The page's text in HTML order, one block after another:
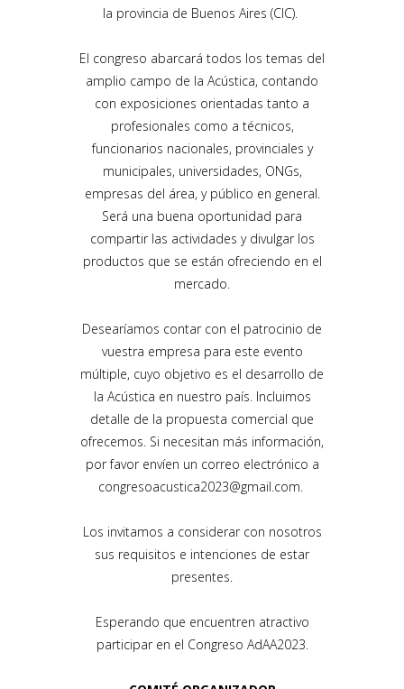
la provincia de Buenos Aires (CIC).
El congreso abarcará todos los temas del
amplio campo de la Acústica, contando
con exposiciones orientadas tanto a
profesionales como a técnicos,
funcionarios nacionales, provinciales y
municipales, universidades, ONGs,
empresas del área, y público en general.
Será una buena oportunidad para
compartir las actividades y divulgar los
productos que se están ofreciendo en el
mercado.
Desearíamos contar con el patrocinio de
vuestra empresa para este evento
múltiple, cuyo objetivo es el desarrollo de
la Acústica en nuestro país. Incluimos
detalle de la propuesta comercial que
ofrecemos. Si necesitan más información,
por favor envíen un correo electrónico a
congresoacustica2023@gmail.com.
Los invitamos a considerar con nosotros
sus requisitos e intenciones de estar
presentes.
Esperando que encuentren atractivo
participar en el Congreso AdAA2023.